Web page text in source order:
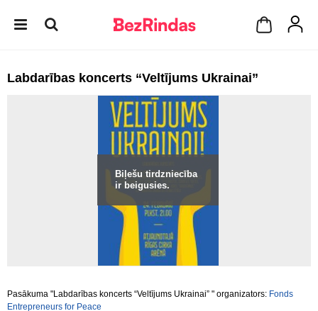
Labdarības koncerts “Veltījums Ukrainai”
Biļešu tirdzniecība
ir beigusies.
Pasākuma "Labdarības koncerts “Veltījums Ukrainai” " organizators: Fonds
Entrepreneurs for Peace